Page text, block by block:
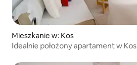
Mieszkanie w: Kos
Idealnie położony apartament w Kos